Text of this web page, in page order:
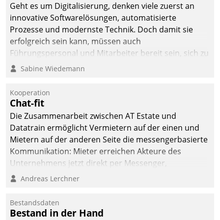
Geht es um Digitalisierung, denken viele zuerst an
innovative Softwarelösungen, automatisierte
Prozesse und modernste Technik. Doch damit sie
erfolgreich sein kann, müssen auch
Führungspersonal und Mitarbeiter bereit sein, sich zu
verändern und anzupassen, sonst werden sie an ihr
Sabine Wiedemann
Kooperation
Chat-fit
Die Zusammenarbeit zwischen AT Estate und
Datatrain ermöglicht Vermietern auf der einen und
Mietern auf der anderen Seite die messengerbasierte
Kommunikation: Mieter erreichen Akteure des
Unternehmens jetzt direkt per Messenger,
Mitarbeiter oder Dienstleister empfangen oder
Andreas Lerchner
Bestandsdaten
Bestand in der Hand